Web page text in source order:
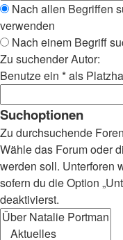
Nach allen Begriffen
verwenden
Nach einem Begriff
Zu suchender Autor:
Benutze ein * als
Suchoptionen
Zu durchsuchende
Wähle das Forum oder
werden soll. Unterforen
sofern du die Option
deaktivierst.